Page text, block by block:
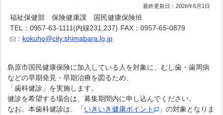
最終更新日：2026年6月1日
福祉保健部 保険健康課 国民健康保険班
TEL：0957-63-1111(内線231,237) FAX：0957-65-0879
： kokuho@city.shimabara.lg.jp
島原市国民健康保険に加入している人を対象に、むし歯・歯周病
などの早期発見・早期治療を図るため、
「歯科健診」を実施します。
健診を希望する場合は、募集期間内に申し込んでください。
なお、本歯科健診は、「いきいき健康ポイント
」の対象となりま